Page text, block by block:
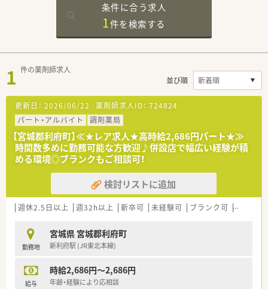
条件に合う求人
1件を検索する
1 件の薬剤師求人
並び順
更新日： 2026/06/22 薬剤師求人ID： 724824
パート・アルバイト
調剤薬局
【宮城郡利府町】≪★レア求人★高時給2,686円パート★≫
時間数多めに勤務可能な方歓迎♪併設店で幅広い経験が積
める環境◎ブランクもご相談可！
検討リストに追加
週休2.5日以上 週32h以上 新卒可 未経験可 ブランク可 Ｗワー
勤務地
宮城県 宮城郡利府町
新利府駅 (JR東北本線)
給与
時給2,686円～2,686円
年齢・経験により応相談